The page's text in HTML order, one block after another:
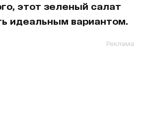
этот зеленый салат
идеальным вариантом.
Реклама